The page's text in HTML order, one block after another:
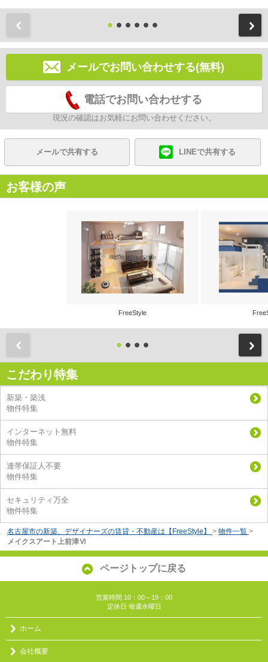
メールでお問い合わせする(無料)
電話でお問い合わせする
現況の確認はお気軽にお問い合わせください。
メールで共有する LINEで共有する
お客様の声
FreeStyle
こだわり特集
新築・築浅
物件特集
インターネット無料
物件特集
連帯保証人不要
物件特集
セキュリティ万全
物件特集
名古屋市の新築、デザイナーズの賃貸・不動産は【FreeStyle】 > 物件一覧 >
メイクスアート上前津Ⅵ
ページトップに戻る
営業時間:10：00～19：00
定休日:毎週水曜日
ホーム
会社概要